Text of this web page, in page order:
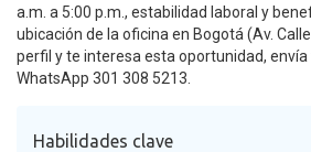
a.m. a 5:00 p.m., estabilidad laboral y
ubicación de la oficina en Bogotá (Av.
perfil y te interesa esta oportunidad, envía
WhatsApp 301 308 5213.
Habilidades clave